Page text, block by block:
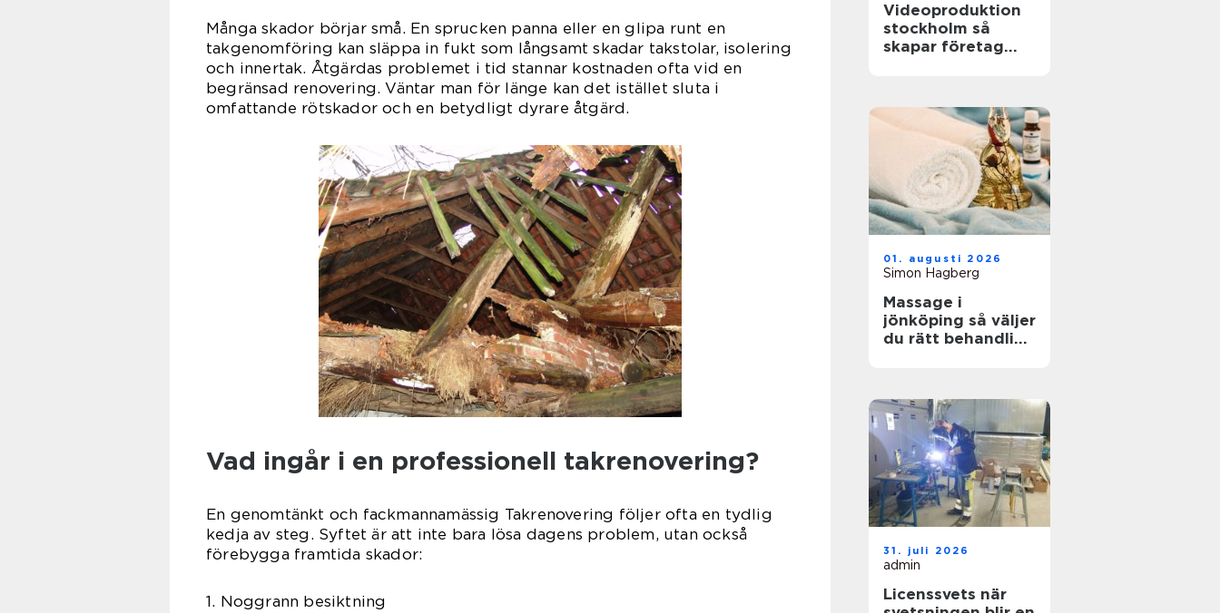
Många skador börjar små. En sprucken panna eller en glipa runt en
takgenomföring kan släppa in fukt som långsamt skadar takstolar, isolering
och innertak. Åtgärdas problemet i tid stannar kostnaden ofta vid en
begränsad renovering. Väntar man för länge kan det istället sluta i
omfattande rötskador och en betydligt dyrare åtgärd.
Vad ingår i en professionell takrenovering?
En genomtänkt och fackmannamässig Takrenovering följer ofta en tydlig
kedja av steg. Syftet är att inte bara lösa dagens problem, utan också
förebygga framtida skador:
1. Noggrann besiktning
Videoproduktion
stockholm så
skapar företag
01. augusti 2026
Simon Hagberg
Massage i
jönköping så väljer
du rätt behandling
31. juli 2026
admin
Licenssvets när